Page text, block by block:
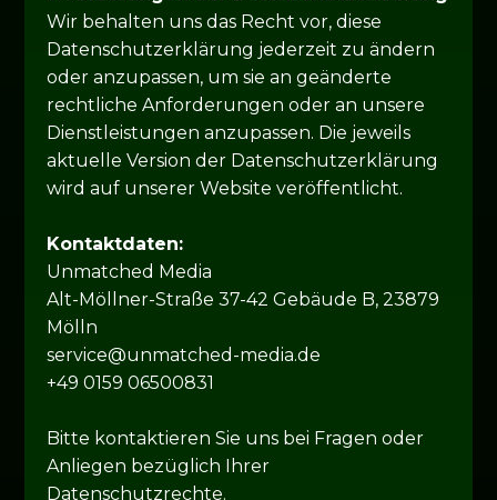
Wir behalten uns das Recht vor, diese
Datenschutzerklärung jederzeit zu ändern
oder anzupassen, um sie an geänderte
rechtliche Anforderungen oder an unsere
Dienstleistungen anzupassen. Die jeweils
aktuelle Version der Datenschutzerklärung
wird auf unserer Website veröffentlicht.
Kontaktdaten:
Unmatched Media
Alt-Möllner-Straße 37-42 Gebäude B, 23879
Mölln
service@unmatched-media.de
+49 0159 06500831
Bitte kontaktieren Sie uns bei Fragen oder
Anliegen bezüglich Ihrer
Datenschutzrechte.